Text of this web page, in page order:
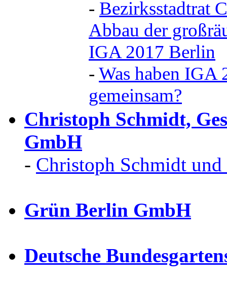
- Bezirksstadtrat
Abbau der
IGA 2017 Berlin
- Was haben
gemeinsam?
Christoph Schmidt,
GmbH
- Christoph Schmidt
Grün Berlin GmbH
Deutsche